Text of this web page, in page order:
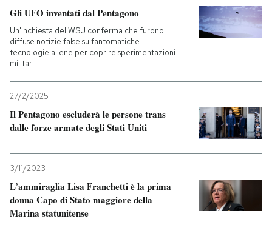
Gli UFO inventati dal Pentagono
Un'inchiesta del WSJ conferma che furono
diffuse notizie false su fantomatiche
tecnologie aliene per coprire sperimentazioni
militari
27/2/2025
Il Pentagono escluderà le persone trans
dalle forze armate degli Stati Uniti
3/11/2023
L’ammiraglia Lisa Franchetti è la prima
donna Capo di Stato maggiore della
Marina statunitense